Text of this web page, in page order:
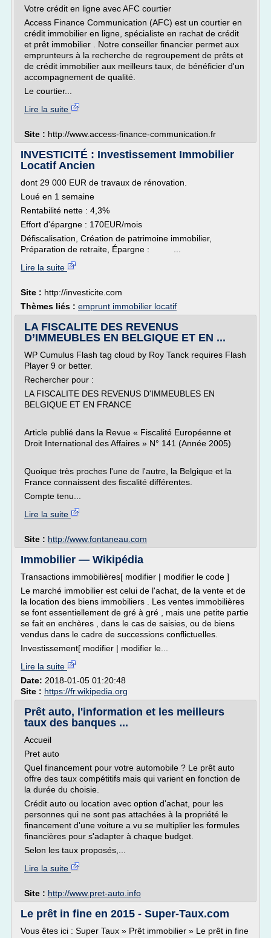
Votre crédit en ligne avec AFC courtier
Access Finance Communication (AFC) est un courtier en
crédit immobilier en ligne, spécialiste en rachat de crédit
et prêt immobilier . Notre conseiller financier permet aux
emprunteurs à la recherche de regroupement de prêts et
de crédit immobilier aux meilleurs taux, de bénéficier d'un
accompagnement de qualité.
Le courtier...
Lire la suite
Site : http://www.access-finance-communication.fr
INVESTICITÉ : Investissement Immobilier
Locatif Ancien
dont 29 000 EUR de travaux de rénovation.
Loué en 1 semaine
Rentabilité nette : 4,3%
Effort d'épargne : 170EUR/mois
Défiscalisation, Création de patrimoine immobilier,
Préparation de retraite, Épargne : ...
Lire la suite
Site : http://investicite.com
Thèmes liés : emprunt immobilier locatif
LA FISCALITE DES REVENUS
D’IMMEUBLES EN BELGIQUE ET EN ...
WP Cumulus Flash tag cloud by Roy Tanck requires Flash
Player 9 or better.
Rechercher pour :
LA FISCALITE DES REVENUS D'IMMEUBLES EN
BELGIQUE ET EN FRANCE
Article publié dans la Revue « Fiscalité Européenne et
Droit International des Affaires » N° 141 (Année 2005)
Quoique très proches l'une de l'autre, la Belgique et la
France connaissent des fiscalité différentes.
Compte tenu...
Lire la suite
Site : http://www.fontaneau.com
Immobilier — Wikipédia
Transactions immobilières[ modifier | modifier le code ]
Le marché immobilier est celui de l'achat, de la vente et de
la location des biens immobiliers . Les ventes immobilières
se font essentiellement de gré à gré , mais une petite partie
se fait en enchères , dans le cas de saisies, ou de biens
vendus dans le cadre de successions conflictuelles.
Investissement[ modifier | modifier le...
Lire la suite
Date: 2018-01-05 01:20:48
Site : https://fr.wikipedia.org
Prêt auto, l'information et les meilleurs
taux des banques ...
Accueil
Pret auto
Quel financement pour votre automobile ? Le prêt auto
offre des taux compétitifs mais qui varient en fonction de
la durée du choisie.
Crédit auto ou location avec option d'achat, pour les
personnes qui ne sont pas attachées à la propriété le
financement d'une voiture a vu se multiplier les formules
financières pour s'adapter à chaque budget.
Selon les taux proposés,...
Lire la suite
Site : http://www.pret-auto.info
Le prêt in fine en 2015 - Super-Taux.com
Vous êtes ici : Super Taux » Prêt immobilier » Le prêt in fine